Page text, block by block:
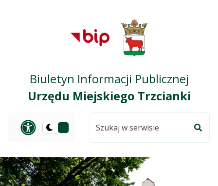
Przejdź do
głównego menu
Przejdź do treści
Przejdź do mapy
serwisu
Biuletyn Informacji Publicznej
Urzędu Miejskiego Trzcianki
Panel dostosowania
Przełącz
ciemną
serwisie